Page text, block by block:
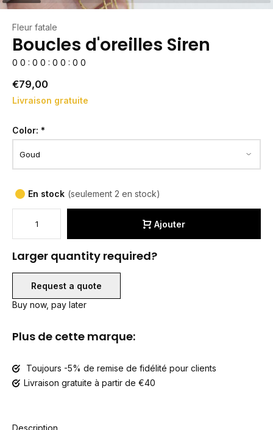
Fleur fatale
Boucles d'oreilles Siren
0 0 : 0 0 : 0 0 : 0 0
€79,00
Livraison gratuite
Color: *
En stock (seulement 2 en stock)
Ajouter
Larger quantity required?
Request a quote
Buy now, pay later
Plus de cette marque:
Toujours -5% de remise de fidélité pour clients
Livraison gratuite à partir de €40
Description